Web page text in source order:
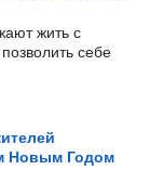
жить с
себе
Новым Годом